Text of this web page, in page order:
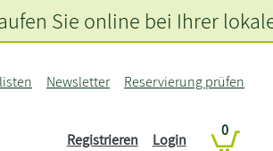
Newsletter Reservierung prüfen
Registrieren Login
0
Sie online bei Ihrer